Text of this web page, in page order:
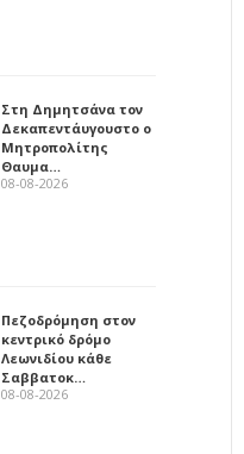
Στη Δημητσάνα τον
Δεκαπεντάυγουστο ο
Μητροπολίτης
Θαυμα…
08-08-2026
Πεζοδρόμηση στον
κεντρικό δρόμο
Λεωνιδίου κάθε
Σαββατοκ…
08-08-2026